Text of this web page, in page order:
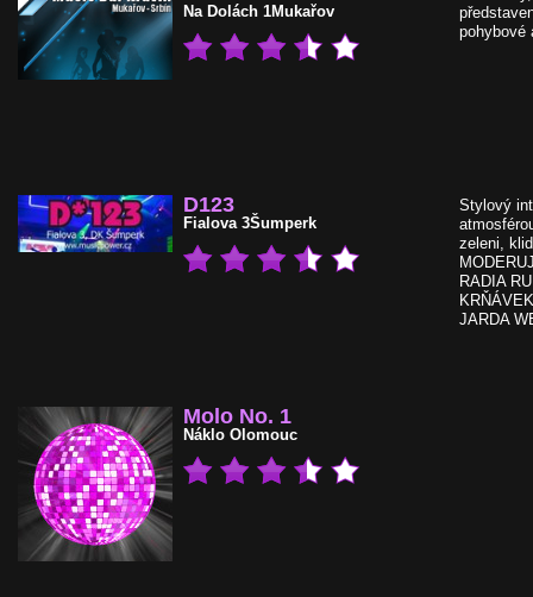
Na Dolách 1Mukařov
pohybové
D123
Fialova 3Šumperk
Stylový
zeleni,
RADIA
JARDA
Molo No. 1
Náklo Olomouc